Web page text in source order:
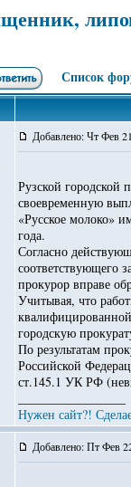
Список
Добавлено: Чт Фев
Рузской городской
своевременную
«Русское молоко»
года.
Согласно
соответствующего
прокурор вправе
Учитывая, что
городскую
По результатам
Российской
ст.145.1 УК РФ
Нужен сайт?!
Добавлено: Пт Фев